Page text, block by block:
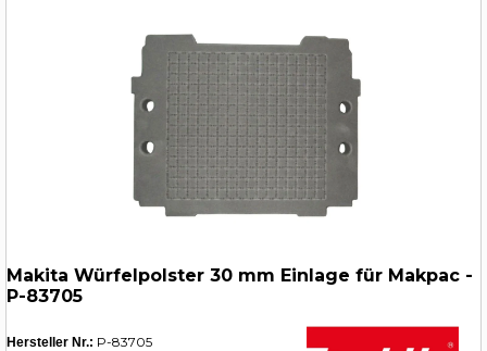
Makita Würfelpolster 30 mm Einlage für Makpac -
P-83705
Hersteller Nr.: P-83705